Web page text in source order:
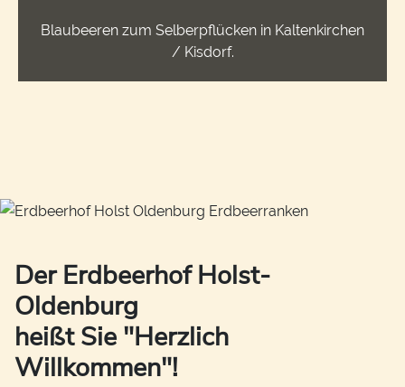
Blaubeeren zum Selberpflücken in Kaltenkirchen
/ Kisdorf.
Der Erdbeerhof Holst-
Oldenburg
heißt Sie "Herzlich
Willkommen"!